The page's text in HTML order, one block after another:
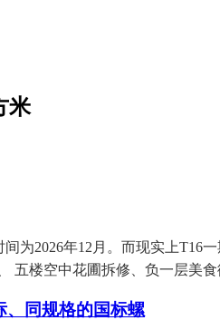
米
2026年12月。而现实上T16一
五楼空中花圃拆修、负一层美
、同规格的国标螺